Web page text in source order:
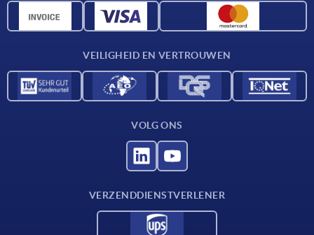
CAD-gegevens
VEILIGHEID EN VERTROUWEN
VOLG ONS
VERZENDDIENSTVERLENER